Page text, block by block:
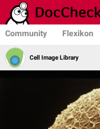
Community Flexikon
Cell Image Library